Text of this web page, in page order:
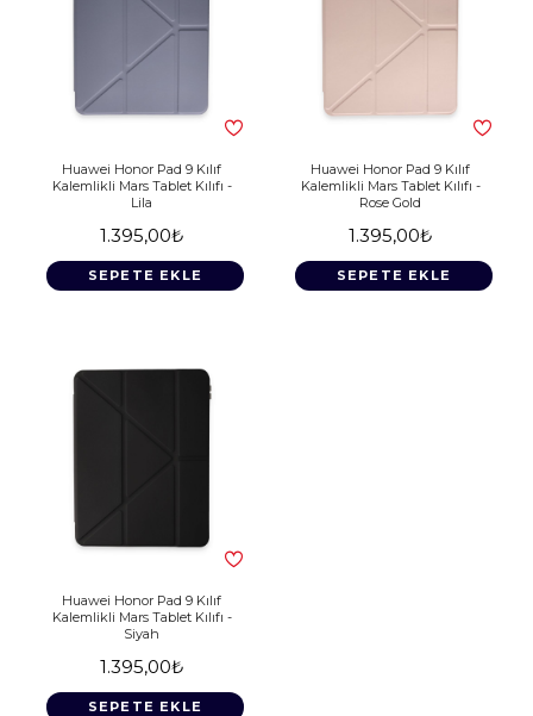
Huawei Honor Pad 9 Kılıf
Kalemlikli Mars Tablet Kılıfı -
Lila
1.395,00₺
SEPETE EKLE
Huawei Honor Pad 9 Kılıf
Kalemlikli Mars Tablet Kılıfı -
Rose Gold
1.395,00₺
SEPETE EKLE
Huawei Honor Pad 9 Kılıf
Kalemlikli Mars Tablet Kılıfı -
Siyah
1.395,00₺
SEPETE EKLE